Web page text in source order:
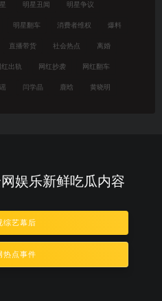
明星丑闻 明星争议
明星翻车 消费者维权 爆料
直播带货 社会热点 离婚
红出轨 网红抄袭 网红翻车
闫学晶 鹿晗 黄晓明
娱乐新鲜吃瓜内容
综艺幕后
热点事件